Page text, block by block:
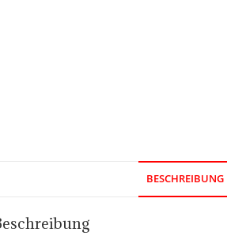
BESCHREIBUNG